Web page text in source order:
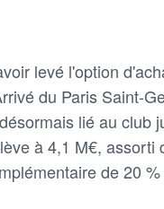
levé l'option
du Paris Saint-
lié au club
à 4,1 M€, assorti
de 20